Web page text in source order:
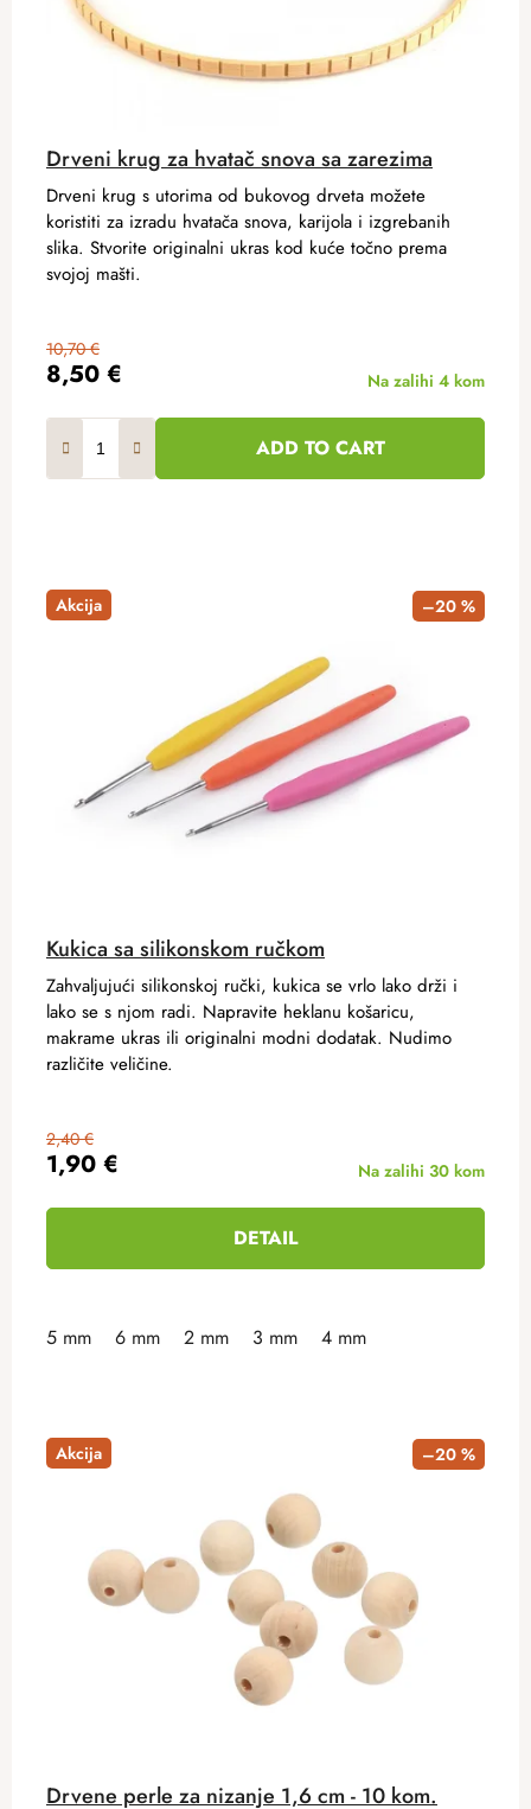
Drveni krug za hvatač snova sa zarezima
8,50 €
10,70 €
Na zalihi 4 kom
ADD TO CART
Drveni krug s utorima od bukovog drveta možete
koristiti za izradu hvatača snova, karijola i izgrebanih
slika. Stvorite originalni ukras kod kuće točno prema
svojoj mašti.
Akcija –20 %
Kukica sa silikonskom ručkom
1,90 €
2,40 €
Na zalihi 30 kom
DETAIL
Zahvaljujući silikonskoj ručki, kukica se vrlo lako drži i
lako se s njom radi. Napravite heklanu košaricu,
makrame ukras ili originalni modni dodatak. Nudimo
različite veličine.
5 mm 6 mm 2 mm 3 mm 4 mm
Akcija –20 %
Drvene perle za nizanje 1,6 cm - 10 kom.